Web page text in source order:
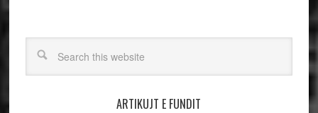
ARTIKUJT E FUNDIT